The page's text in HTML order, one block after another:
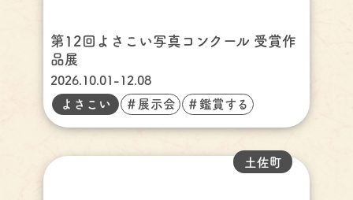
第12回よさこい写真コンクール 受賞作
品展
2026.10.01-12.08
よさこい
＃展示会 ＃鑑賞する
土佐町